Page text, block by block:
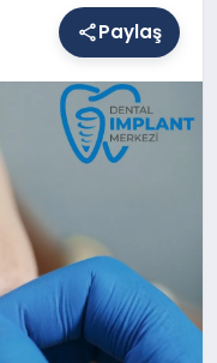
Paylaş